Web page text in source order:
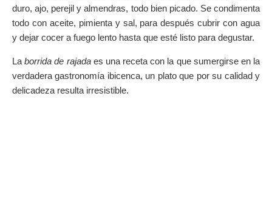
duro, ajo, perejil y almendras, todo bien picado. Se condimenta
todo con aceite, pimienta y sal, para después cubrir con agua
y dejar cocer a fuego lento hasta que esté listo para degustar.
Laborrida de rajadaes una receta con la que sumergirse en la
verdadera gastronomía ibicenca, un plato que por su calidad y
delicadeza resulta irresistible.